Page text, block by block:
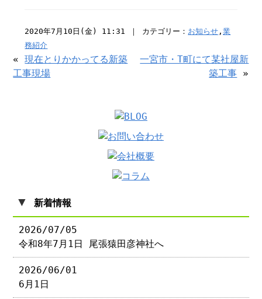
2020年7月10日(金) 11:31 ｜ カテゴリー： お知らせ ,業
務紹介
«現在とりかかってる新築
工事現場
一宮市・T町にて某社屋新
築工事 »
▼ 新着情報
2026/07/05
令和8年7月1日 尾張猿田彦神社へ
2026/06/01
6月1日